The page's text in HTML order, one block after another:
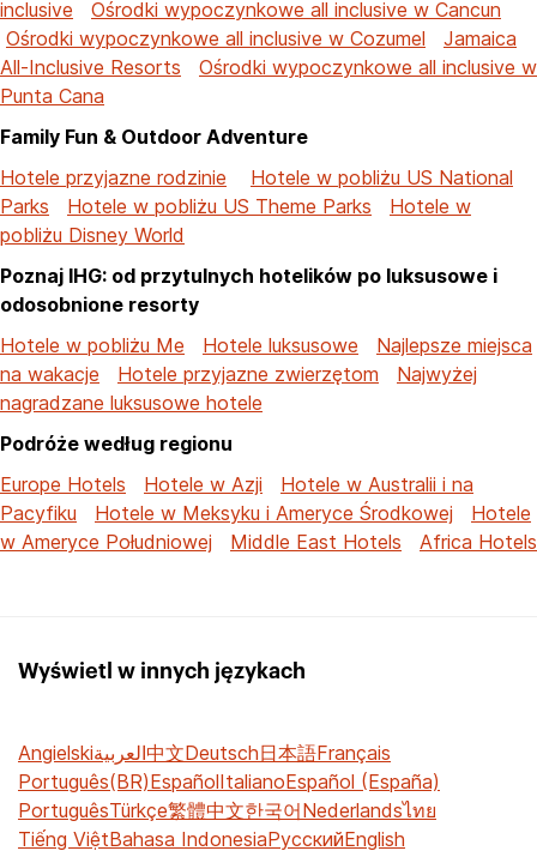
inclusive
Ośrodki wypoczynkowe all inclusive w Cancun
Ośrodki wypoczynkowe all inclusive w Cozumel
Jamaica
All-Inclusive Resorts
Ośrodki wypoczynkowe all inclusive w
Punta Cana
Family Fun & Outdoor Adventure
Hotele przyjazne rodzinie
Hotele w pobliżu US National
Parks
Hotele w pobliżu US Theme Parks
Hotele w
pobliżu Disney World
Poznaj IHG: od przytulnych hotelików po luksusowe i
odosobnione resorty
Hotele w pobliżu Me
Hotele luksusowe
Najlepsze miejsca
na wakacje
Hotele przyjazne zwierzętom
Najwyżej
nagradzane luksusowe hotele
Podróże według regionu
Europe Hotels
Hotele w Azji
Hotele w Australii i na
Pacyfiku
Hotele w Meksyku i Ameryce Środkowej
Hotele
w Ameryce Południowej
Middle East Hotels Africa Hotels
Wyświetl w innych językach
Angielskiالعربية中文Deutsch日本語Français
Português(BR)EspañolItalianoEspañol (España)
PortuguêsTürkçe繁體中文한국어Nederlandsไทย
Tiếng ViệtBahasa IndonesiaРусскийEnglish